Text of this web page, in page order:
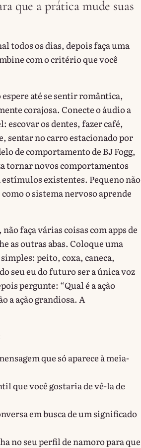
que a prática mude suas
todos os dias, depois faça uma
com o critério que você
até se sentir romântica,
corajosa. Conecte o áudio a
escovar os dentes, fazer café,
sentar no carro estacionado por
de comportamento de BJ Fogg,
tornar novos comportamentos
estímulos existentes. Pequeno não
o sistema nervoso aprende
faça várias coisas com apps de
as outras abas. Coloque uma
peito, coxa, caneca,
seu eu do futuro ser a única voz
pergunte: “Qual é a ação
a ação grandiosa. A
que só aparece à meia-
que você gostaria de vê-la de
em busca de um significado
no seu perfil de namoro para que